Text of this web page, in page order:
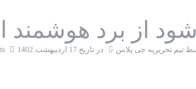
از برد هوشمند
تیم تحریریه جی پلاس در تاریخ 17 اردیبهشت 1402